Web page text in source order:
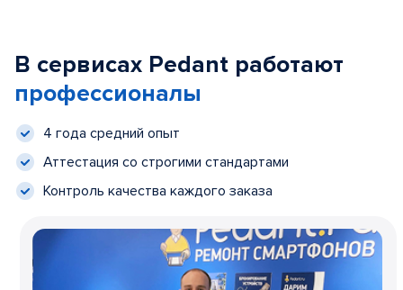
В сервисах Pedant работают
профессионалы
4 года средний опыт
Аттестация со строгими стандартами
Контроль качества каждого заказа